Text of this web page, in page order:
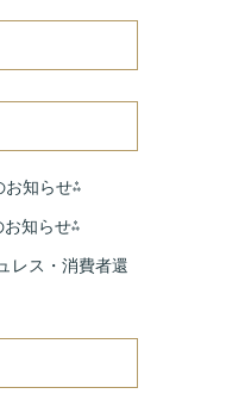
お知らせ⁂
知らせ⁂
レス・消費者還